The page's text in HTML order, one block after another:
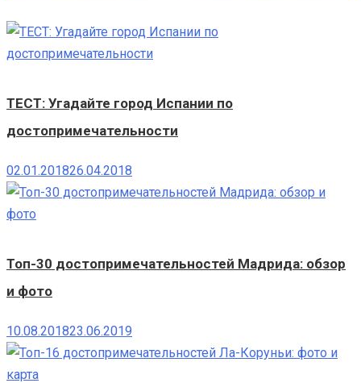
ТЕСТ: Угадайте город Испании по
достопримечательности
02.01.201826.04.2018
Топ-30 достопримечательностей Мадрида: обзор
и фото
10.08.201823.06.2019